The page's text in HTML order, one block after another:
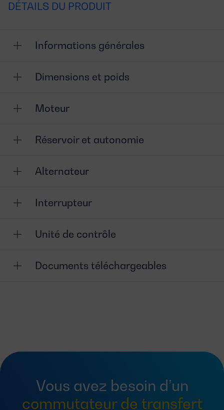
DÉTAILS DU PRODUIT
Informations générales
Dimensions et poids
Moteur
Réservoir et autonomie
Alternateur
Interrupteur
Unité de contrôle
Documents téléchargeables
Vous avez besoin d’un
commutateur de transfert